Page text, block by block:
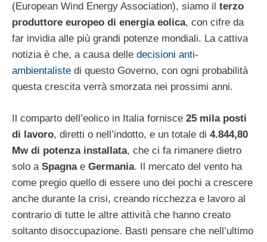
(European Wind Energy Association), siamo il terzo
produttore europeo di energia eolica, con cifre da
far invidia alle più grandi potenze mondiali. La cattiva
notizia è che, a causa delle decisioni anti-
ambientaliste di questo Governo, con ogni probabilità
questa crescita verrà smorzata nei prossimi anni.
Il comparto dell’eolico in Italia fornisce 25 mila posti
di lavoro, diretti o nell’indotto, e un totale di 4.844,80
Mw di potenza installata, che ci fa rimanere dietro
solo a Spagna e Germania. Il mercato del vento ha
come pregio quello di essere uno dei pochi a crescere
anche durante la crisi, creando ricchezza e lavoro al
contrario di tutte le altre attività che hanno creato
soltanto disoccupazione. Basti pensare che nell’ultimo